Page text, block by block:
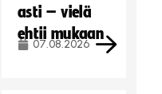
asti – vielä
ehtii mukaan
07.08.2026